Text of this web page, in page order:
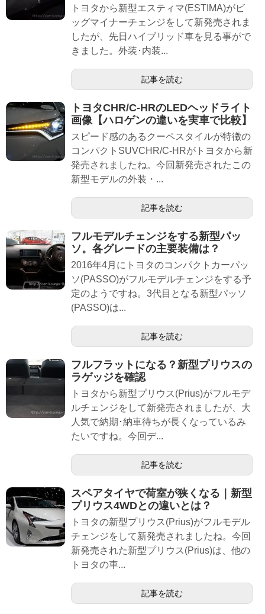
トヨタから新型エスティマ(ESTIMA)がビ
ッグマイナーチェンジをして新発売されま
したが、先日ハイブリッド車を見る事がで
きました。外装･内装...
記事を読む
トヨタCHR/C-HRのLEDヘッドライト
画像【ハロゲンの違いを実車で比較】
スピード感のあるクーペスタイルが特徴の
コンパクトSUVCHR/C-HRがトヨタから新
発売されましたね。今回新発売されたこの
新型モデルの外装・...
記事を読む
フルモデルチェンジをする新型パッ
ソ。各グレードの主要装備は？
2016年4月にトヨタのコンパクトカーパッ
ソ(PASSO)がフルモデルチェンジをする予
定のようですね。3代目となる新型パッソ
(PASSO)は...
記事を読む
フルフラットになる？新型プリウスの
ラゲッジを確認
トヨタから新型プリウス(Prius)がフルモデ
ルチェンジをして新発売されましたが、大
人気で納期･納車待ちが長くなっているみ
たいですね。今回デ...
記事を読む
スペアタイヤで荷室が狭くなる｜新型
プリウス4WDとの違いとは？
トヨタの新型プリウス(Prius)がフルモデル
チェンジをして新発売されましたね。今回
新発売された新型プリウス(Prius)は、他の
トヨタの車...
記事を読む